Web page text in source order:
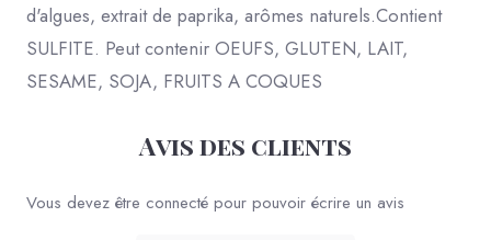
Réglette Papilles et fromages
- confits fromagers
5x(3x50g)Voir le produit
d'algues, extrait de paprika, arômes naturels.Contient
SULFITE. Peut contenir OEUFS, GLUTEN, LAIT,
SESAME, SOJA, FRUITS A COQUES
Avis des clients
Vous devez être connecté pour pouvoir écrire un avis